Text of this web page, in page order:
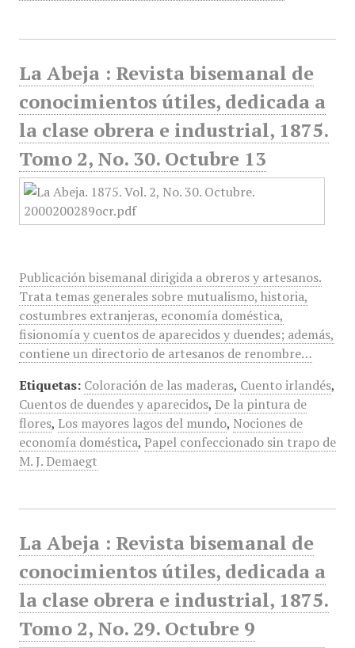
La Abeja : Revista bisemanal de
conocimientos útiles, dedicada a
la clase obrera e industrial, 1875.
Tomo 2, No. 30. Octubre 13
Publicación bisemanal dirigida a obreros y artesanos.
Trata temas generales sobre mutualismo, historia,
costumbres extranjeras, economía doméstica,
fisionomía y cuentos de aparecidos y duendes; además,
contiene un directorio de artesanos de renombre…
Etiquetas: Coloración de las maderas, Cuento irlandés,
Cuentos de duendes y aparecidos, De la pintura de
flores, Los mayores lagos del mundo, Nociones de
economía doméstica, Papel confeccionado sin trapo de
M. J. Demaegt
La Abeja : Revista bisemanal de
conocimientos útiles, dedicada a
la clase obrera e industrial, 1875.
Tomo 2, No. 29. Octubre 9